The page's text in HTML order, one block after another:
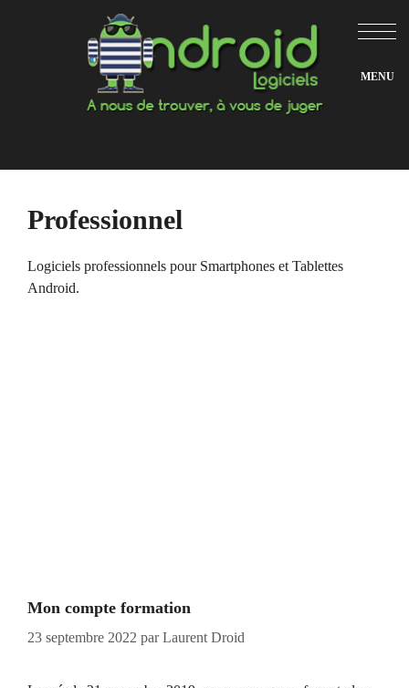
Professionnel
Logiciels professionnels pour Smartphones et Tablettes
Android.
Mon compte formation
23 septembre 2022 parLaurent Droid